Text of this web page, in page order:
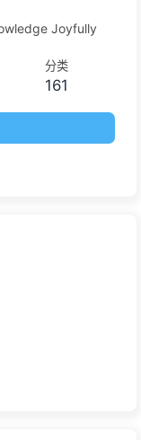
Joyfully
分类
161